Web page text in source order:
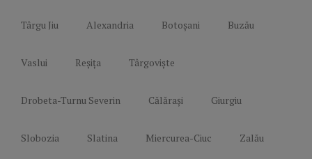
Târgu Jiu Alexandria Botoșani Buzău
Vaslui Reșița Târgoviște
Drobeta-Turnu Severin Călărași Giurgiu
Slobozia Slatina Miercurea-Ciuc Zalău